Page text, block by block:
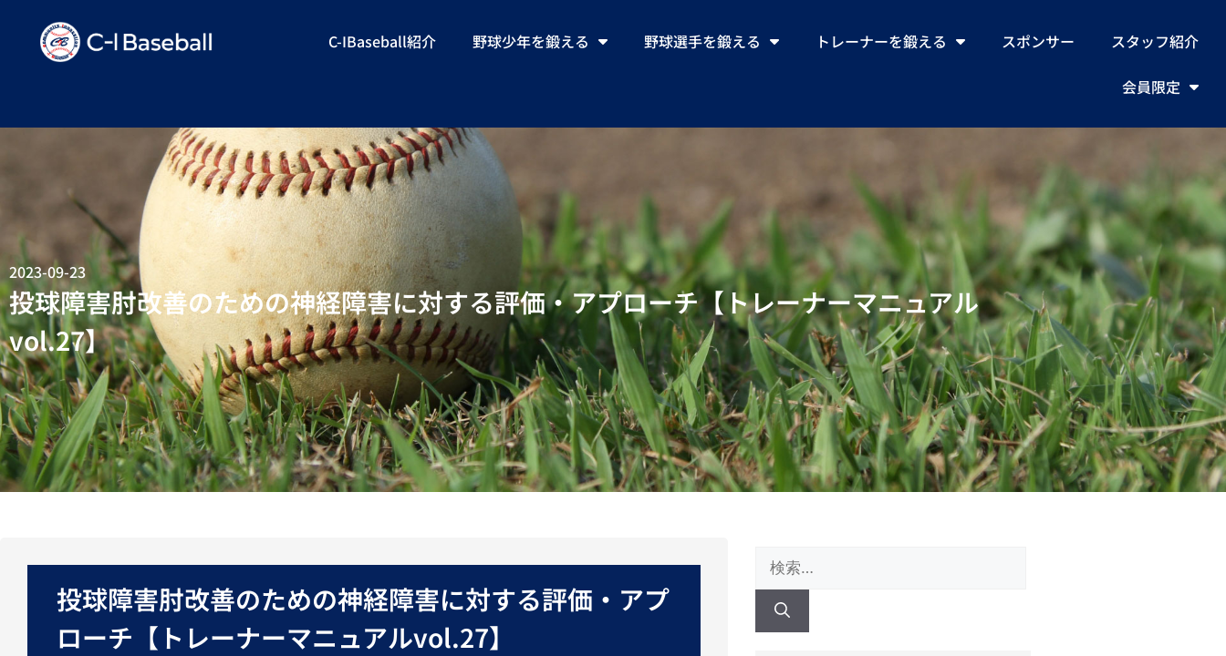
C-IBaseball紹介 野球少年を鍛える 野球選手を鍛える トレーナーを鍛える スポンサー スタッフ紹介
会員限定
2023-09-23
投球障害肘改善のための神経障害に対する評価・アプローチ【トレーナーマニュアル
vol.27】
投球障害肘改善のための神経障害に対する評価・アプ
ローチ【トレーナーマニュアルvol.27】